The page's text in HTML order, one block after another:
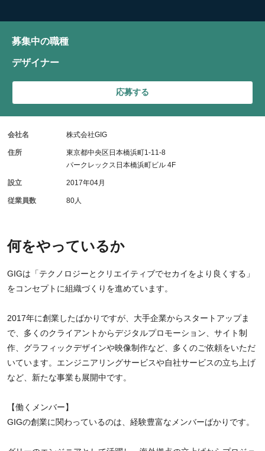
何をやっているか
GIGは「テクノロジーとクリエイティブでセカイをより良くする」
をコンセプトに組織づくりを進めています。
2017年に創業したばかりですが、大手企業からスタートアップま
で、多くのクライアントからデジタルプロモーション、サイト制
作、グラフィックデザインや映像制作など、多くのご依頼をいただ
いています。エンジニアリングサービスや自社サービスの立ち上げ
など、新たな事業も展開中です。
【働くメンバー】
GIGの創業に関わっているのは、経験豊富なメンバーばかりです。
募集中の職種
デザイナー
応募する
会社名 株式会社GIG
住所
東京都中央区日本橋浜町1-11-8
パークレックス日本橋浜町ビル 4F
設立 2017年04月
従業員数 80人